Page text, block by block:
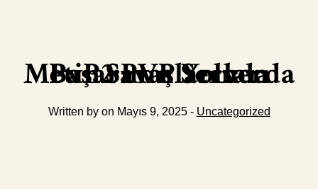
Metin2 PVP Serverda PvP Savaşlarında Başarının Yolları
Written by on Mayıs 9, 2025 - Uncategorized